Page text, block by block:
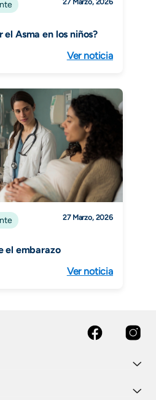
27 Marzo, 2026
Asma en los niños?
Ver noticia
27 Marzo, 2026
el embarazo
Ver noticia
facebook instagram